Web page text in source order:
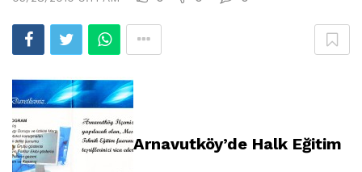
Arnavutköy’de Halk Eğitim